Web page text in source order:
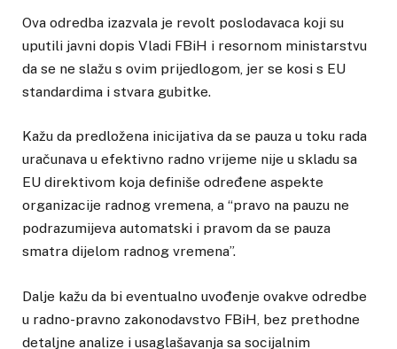
Ova odredba izazvala je revolt poslodavaca koji su
uputili javni dopis Vladi FBiH i resornom ministarstvu
da se ne slažu s ovim prijedlogom, jer se kosi s EU
standardima i stvara gubitke.
Kažu da predložena inicijativa da se pauza u toku rada
uračunava u efektivno radno vrijeme nije u skladu sa
EU direktivom koja definiše određene aspekte
organizacije radnog vremena, a “pravo na pauzu ne
podrazumijeva automatski i pravom da se pauza
smatra dijelom radnog vremena”.
Dalje kažu da bi eventualno uvođenje ovakve odredbe
u radno-pravno zakonodavstvo FBiH, bez prethodne
detaljne analize i usaglašavanja sa socijalnim